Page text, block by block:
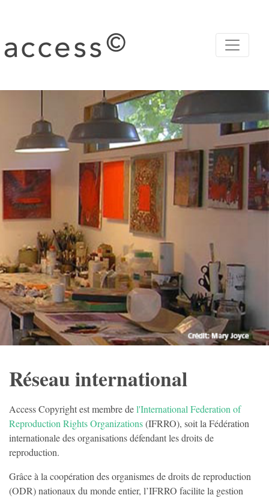
Réseau international
Access Copyright est membre del'International Federation of
Reproduction Rights Organizations(IFRRO), soit la Fédération
internationale des organisations défendant les droits de
reproduction.
Grâce à la coopération des organismes de droits de reproduction
(ODR) nationaux du monde entier, l’IFRRO facilite la gestion